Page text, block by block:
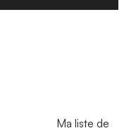
Ma liste de